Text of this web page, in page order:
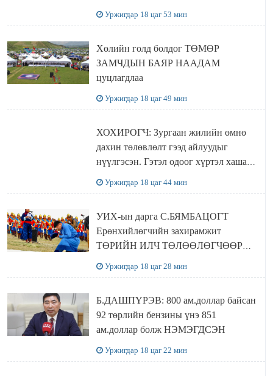
Уржигдар 18 цаг 53 мин
Хөлийн голд болдог ТӨМӨР
ЗАМЧДЫН БАЯР НААДАМ
цуцлагдлаа
Уржигдар 18 цаг 49 мин
ХОХИРОГЧ: Зургаан жилийн өмнө
дахин төлөвлөлт гээд айлуудыг
нүүлгэсэн. Гэтэл одоог хүртэл хашаа
Уржигдар 18 цаг 44 мин
УИХ-ын дарга С.БЯМБАЦОГТ
Ерөнхийлөгчийн захирамжит
ТӨРИЙН ИЛЧ ТӨЛӨӨЛӨГЧӨӨР
Уржигдар 18 цаг 28 мин
Б.ДАШПҮРЭВ: 800 ам.доллар байсан
92 төрлийн бензины үнэ 851
ам.доллар болж НЭМЭГДСЭН
Уржигдар 18 цаг 22 мин